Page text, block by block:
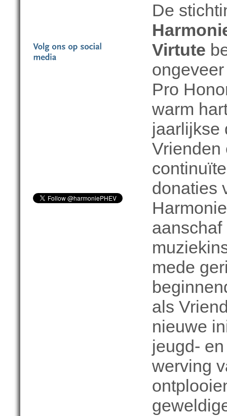
De
Virtute
Pro
warm
jaarlijkse
Vrienden
donaties
mede
als
nieuwe
jeugd-
werving